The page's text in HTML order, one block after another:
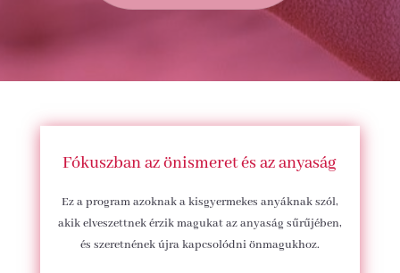
Fókuszban az önismeret és az anyaság
Ez a program azoknak a kisgyermekes anyáknak szól,
akik elveszettnek érzik magukat az anyaság sűrűjében,
és szeretnének újra kapcsolódni önmagukhoz.